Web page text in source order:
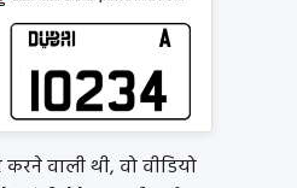
वाली थी, वो वीडियो